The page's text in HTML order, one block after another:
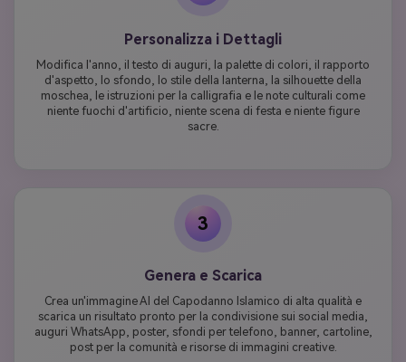
Personalizza i Dettagli
Modifica l'anno, il testo di auguri, la palette di colori, il rapporto
d'aspetto, lo sfondo, lo stile della lanterna, la silhouette della
moschea, le istruzioni per la calligrafia e le note culturali come
niente fuochi d'artificio, niente scena di festa e niente figure
sacre.
3
Genera e Scarica
Crea un'immagine AI del Capodanno Islamico di alta qualità e
scarica un risultato pronto per la condivisione sui social media,
auguri WhatsApp, poster, sfondi per telefono, banner, cartoline,
post per la comunità e risorse di immagini creative.